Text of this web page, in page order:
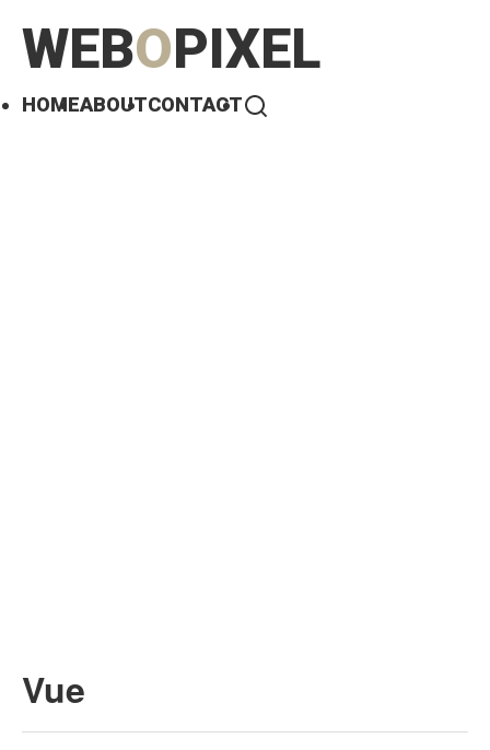
WEBOPIXEL
HOMEABOUTCONTACT
Vue